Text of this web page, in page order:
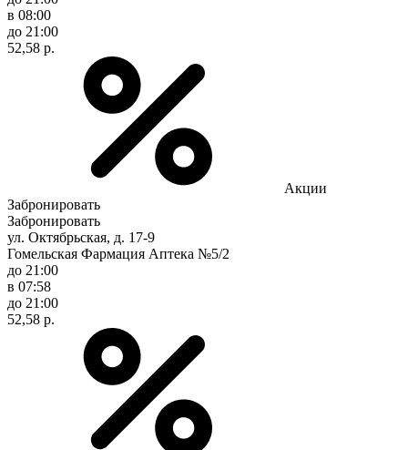
в 08:00
до 21:00
52,58 р.
Акции
Забронировать
Забронировать
ул. Октябрьская, д. 17-9
Гомельская Фармация Аптека №5/2
до 21:00
в 07:58
до 21:00
52,58 р.